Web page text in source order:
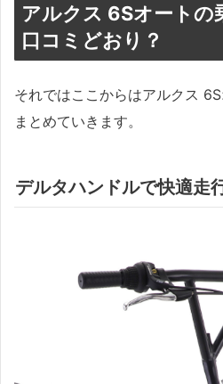
アルクス 6Sオートの
口コミどおり？
それではここからはアルクス
まとめていきます。
デルタハンドルで快適走